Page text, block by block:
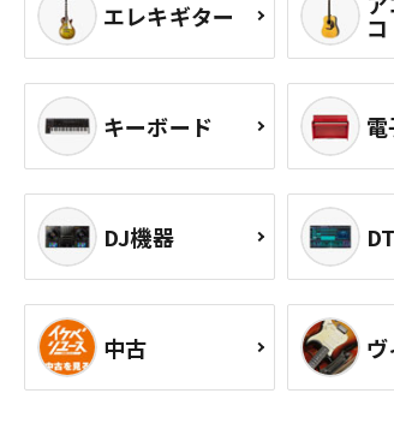
エレキギター コ
キーボード 電
DJ機器
中古